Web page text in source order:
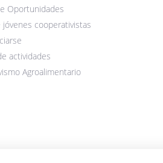
Oportunidades
jóvenes cooperativistas
actividades
Agroalimentario